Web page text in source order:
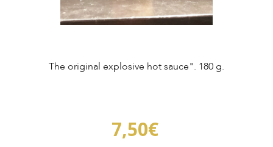
The original explosive hot sauce". 180 g.
7,50€